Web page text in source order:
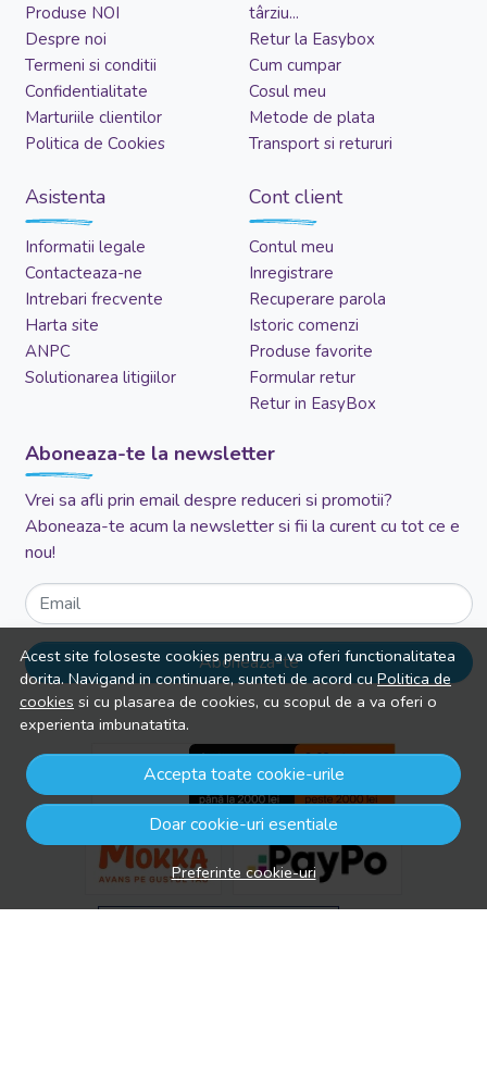
Acest site foloseste cookies pentru a va oferi functionalitatea
dorita. Navigand in continuare, sunteti de acord cuPolitica de
cookies si cu plasarea de cookies, cu scopul de a va oferi o
experienta imbunatatita.
Accepta toate cookie-urile
Doar cookie-uri esentiale
Preferinte cookie-uri
Produse NOI
Despre noi
Termeni si conditii
Confidentialitate
Marturiile clientilor
Politica de Cookies
târziu...
Retur la Easybox
Cum cumpar
Cosul meu
Metode de plata
Transport si retururi
Asistenta
Informatii legale
Contacteaza-ne
Intrebari frecvente
Harta site
ANPC
Solutionarea litigiilor
Cont client
Contul meu
Inregistrare
Recuperare parola
Istoric comenzi
Produse favorite
Formular retur
Retur in EasyBox
Aboneaza-te la newsletter
Vrei sa afli prin email despre reduceri si promotii?
Aboneaza-te acum la newsletter si fii la curent cu tot ce e
nou!
Email
Aboneaza-te